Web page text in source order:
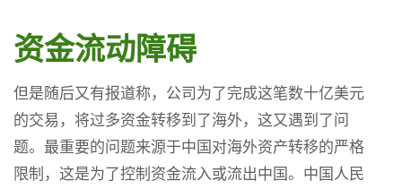
资金流动障碍
但是随后又有报道称，公司为了完成这笔数十亿美元
的交易，将过多资金转移到了海外，这又遇到了问
题。最重要的问题来源于中国对海外资产转移的严格
限制，这是为了控制资金流入或流出中国。中国人民